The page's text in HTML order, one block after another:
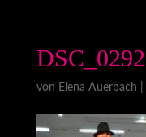
DSC_0292
von Elena Auerbach